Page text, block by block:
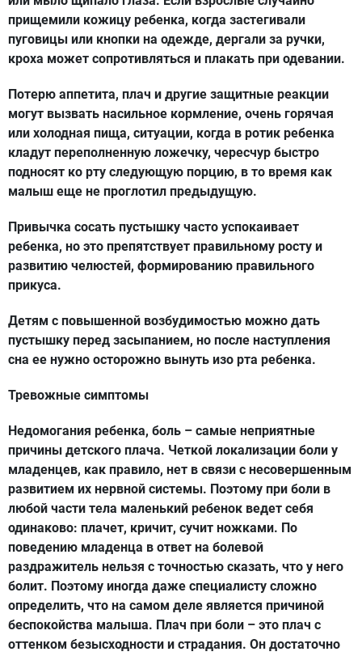
прищемили кожицу ребенка, когда застегивали
пуговицы или кнопки на одежде, дергали за ручки,
кроха может сопротивляться и плакать при одевании.
Потерю аппетита, плач и другие защитные реакции
могут вызвать насильное кормление, очень горячая
или холодная пища, ситуации, когда в ротик ребенка
кладут переполненную ложечку, чересчур быстро
подносят ко рту следующую порцию, в то время как
малыш еще не проглотил предыдущую.
Привычка сосать пустышку часто успокаивает
ребенка, но это препятствует правильному росту и
развитию челюстей, формированию правильного
прикуса.
Детям с повышенной возбудимостью можно дать
пустышку перед засыпанием, но после наступления
сна ее нужно осторожно вынуть изо рта ребенка.
Тревожные симптомы
Недомогания ребенка, боль – самые неприятные
причины детского плача. Четкой локализации боли у
младенцев, как правило, нет в связи с несовершенным
развитием их нервной системы. Поэтому при боли в
любой части тела маленький ребенок ведет себя
одинаково: плачет, кричит, сучит ножками. По
поведению младенца в ответ на болевой
раздражитель нельзя с точностью сказать, что у него
болит. Поэтому иногда даже специалисту сложно
определить, что на самом деле является причиной
беспокойства малыша. Плач при боли – это плач с
оттенком безысходности и страдания. Он достаточно